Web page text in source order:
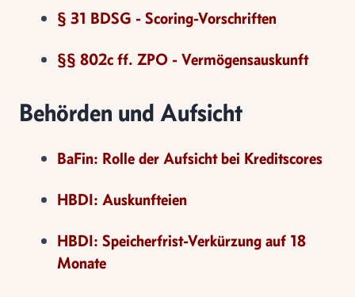
§ 31 BDSG - Scoring-Vorschriften
§§ 802c ff. ZPO - Vermögensauskunft
Behörden und Aufsicht
BaFin: Rolle der Aufsicht bei Kreditscores
HBDI: Auskunfteien
HBDI: Speicherfrist-Verkürzung auf 18
Monate